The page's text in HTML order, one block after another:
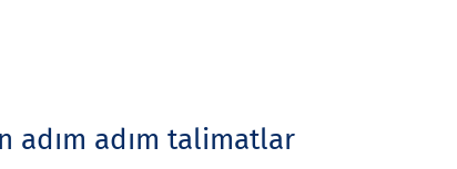
adım adım talimatlar